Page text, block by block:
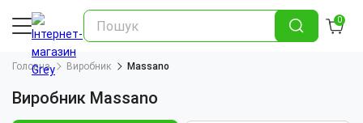
0
Головна Виробник Massano
Виробник Massano